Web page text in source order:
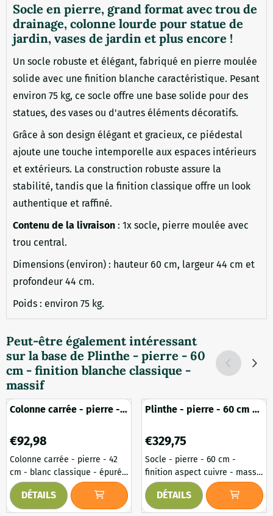
Socle en pierre, grand format avec trou de
drainage, colonne lourde pour statue de
jardin, vases de jardin et plus encore !
Un socle robuste et élégant, fabriqué en pierre moulée
solide avec une finition blanche caractéristique. Pesant
environ 75 kg, ce socle offre une base solide pour des
statues, des vases ou d'autres éléments décoratifs.
Grâce à son design élégant et gracieux, ce piédestal
ajoute une touche intemporelle aux espaces intérieurs
et extérieurs. La construction robuste assure la
stabilité, tandis que la finition classique offre un look
authentique et raffiné.
Contenu de la livraison : 1x socle, pierre moulée avec
trou central.
Dimensions (environ) : hauteur 60 cm, largeur 44 cm et
profondeur 44 cm.
Poids : environ 75 kg.
Peut-être également intéressant
sur la base de Plinthe - pierre - 60
cm - finition blanche classique -
massif
Colonne carrée - pierre -
Prix: 92,98
€92,98
Colonne carrée - pierre - 42
cm - blanc classique - épuré.
Donnez à votre statue de
jardin, vase ou pot de fleurs
un coup de pouce élégant
DÉTAILS
Plinthe - pierre - 60 cm -
Prix: 329,75
€329,75
Socle - pierre - 60 cm -
finition aspect cuivre - massif.
Offrez à votre statue ou à
votre vase de jardin une
présentation majestueuse
DÉTAILS